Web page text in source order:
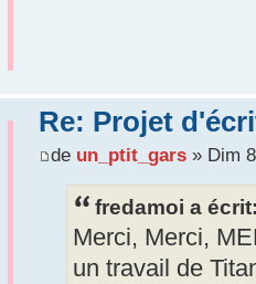
Re: Projet
de un_ptit_gars» Dim
fredamoi a
Merci, Merci,
un travail de